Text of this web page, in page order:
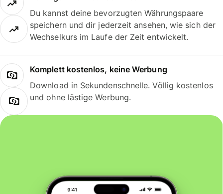
Du kannst deine bevorzugten Währungspaare
speichern und dir jederzeit ansehen, wie sich der
Wechselkurs im Laufe der Zeit entwickelt.
Komplett kostenlos, keine Werbung
Download in Sekundenschnelle. Völlig kostenlos
und ohne lästige Werbung.